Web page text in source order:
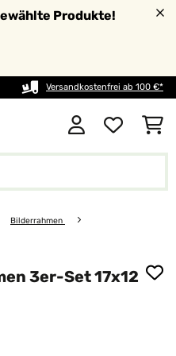
Produkte!
Versandkostenfrei ab 100 €*
Bilderrahmen
3er-Set 17x12